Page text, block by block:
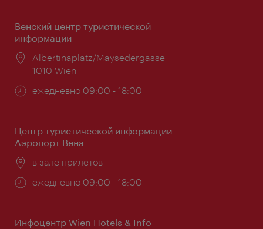
Венский центр туристической
информации
Расположение:
Albertinaplatz/Maysedergasse
1010 Wien
Часы
ежедневно 09:00 - 18:00
Центр туристической информации
Аэропорт Вена
Расположение:
в зале прилетов
Часы
ежедневно 09:00 - 18:00
Инфоцентр Wien Hotels & Info